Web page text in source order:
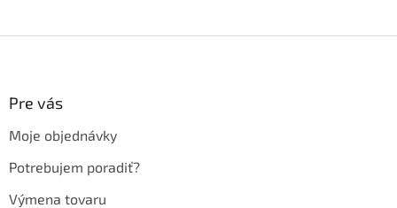
Pre vás
Moje objednávky
Potrebujem poradiť?
Výmena tovaru